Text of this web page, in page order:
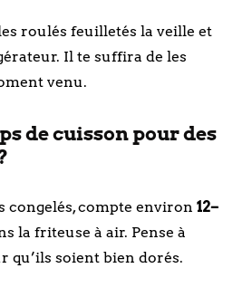
roulés feuilletés la veille et
Il te suffira de les
venu.
de cuisson pour des
congelés, compte environ 12–
la friteuse à air. Pense à
qu’ils soient bien dorés.